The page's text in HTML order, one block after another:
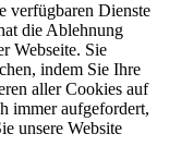
verfügbaren Dienste
die Ablehnung
Webseite. Sie
indem Sie Ihre
aller Cookies auf
immer aufgefordert,
unsere Website